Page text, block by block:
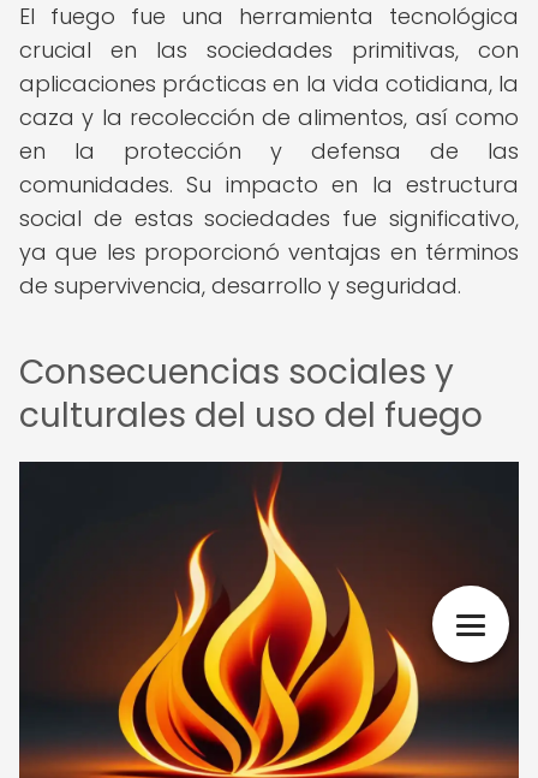
El fuego fue una herramienta tecnológica
crucial en las sociedades primitivas, con
aplicaciones prácticas en la vida cotidiana, la
caza y la recolección de alimentos, así como
en la protección y defensa de las
comunidades. Su impacto en la estructura
social de estas sociedades fue significativo,
ya que les proporcionó ventajas en términos
de supervivencia, desarrollo y seguridad.
Consecuencias sociales y
culturales del uso del fuego